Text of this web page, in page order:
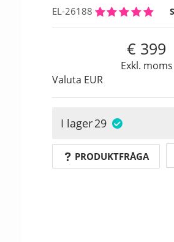
EL-26188
Exkl. moms
399
Valuta EUR
I lager29
PRODUKTFRÅGA